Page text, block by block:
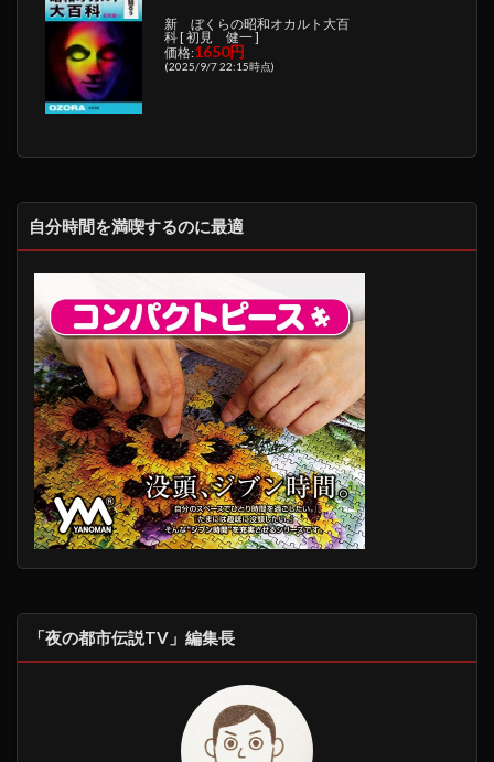
新 ぼくらの昭和オカルト大百
科 [ 初見 健一 ]
価格:1650円
(2025/9/7 22:15時点)
自分時間を満喫するのに最適
「夜の都市伝説TV」編集長